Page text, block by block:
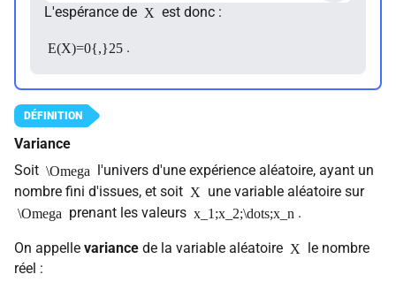
L'espérance de X est donc :
E(X)=0{,}25 .
Variance
Soit \Omega
l'univers d'une expérience aléatoire, ayant un
nombre fini d'issues, et soit X une variable aléatoire sur
\Omega prenant les valeurs x_1;x_2;\dots;x_n .
On appelle variance de la variable aléatoire X
le nombre
réel :